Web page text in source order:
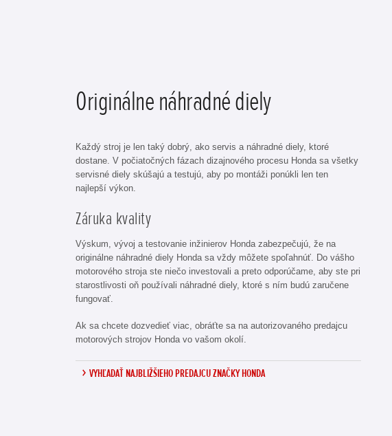
Originálne náhradné diely
Každý stroj je len taký dobrý, ako servis a náhradné diely, ktoré
dostane. V počiatočných fázach dizajnového procesu Honda sa všetky
servisné diely skúšajú a testujú, aby po montáži ponúkli len ten
najlepší výkon.
Záruka kvality
Výskum, vývoj a testovanie inžinierov Honda zabezpečujú, že na
originálne náhradné diely Honda sa vždy môžete spoľahnúť. Do vášho
motorového stroja ste niečo investovali a preto odporúčame, aby ste pri
starostlivosti oň používali náhradné diely, ktoré s ním budú zaručene
fungovať.
Ak sa chcete dozvedieť viac, obráťte sa na autorizovaného predajcu
motorových strojov Honda vo vašom okolí.
VYHĽADAŤ NAJBLIŽŠIEHO PREDAJCU ZNAČKY HONDA